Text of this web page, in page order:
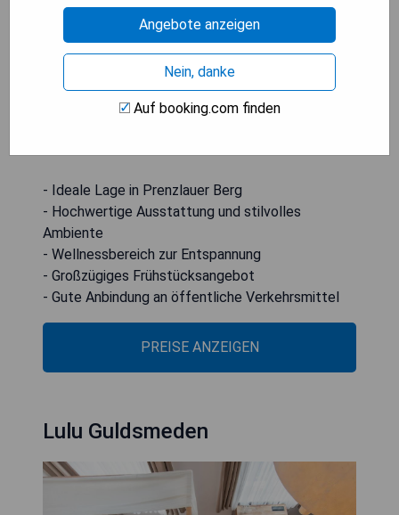
einer Trockensauna, Dampfbad und Infrarotkabine
steht den Gästen zur Verfügung. Ein
umfangreiches Frühstücksbuffet wird im Gelben
Salon serviert, und Gäste können sich in der
Teestube, der Lobbybar oder dem Wintergarten
- Ideale Lage in Prenzlauer Berg
- Hochwertige Ausstattung und stilvolles
Ambiente
- Wellnessbereich zur Entspannung
- Großzügiges Frühstücksangebot
- Gute Anbindung an öffentliche Verkehrsmittel
PREISE ANZEIGEN
Lulu Guldsmeden
Angebote anzeigen
Nein, danke
Auf booking.com finden